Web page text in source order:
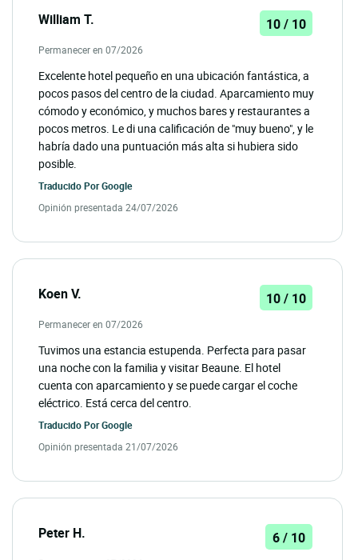
William T. 10 / 10
Permanecer en 07/2026
Excelente hotel pequeño en una ubicación fantástica, a
pocos pasos del centro de la ciudad. Aparcamiento muy
cómodo y económico, y muchos bares y restaurantes a
pocos metros. Le di una calificación de "muy bueno", y le
habría dado una puntuación más alta si hubiera sido
posible.
Traducido PorGoogle
Opinión presentada 24/07/2026
Koen V. 10 / 10
Permanecer en 07/2026
Tuvimos una estancia estupenda. Perfecta para pasar
una noche con la familia y visitar Beaune. El hotel
cuenta con aparcamiento y se puede cargar el coche
eléctrico. Está cerca del centro.
Traducido PorGoogle
Opinión presentada 21/07/2026
Peter H. 6 / 10